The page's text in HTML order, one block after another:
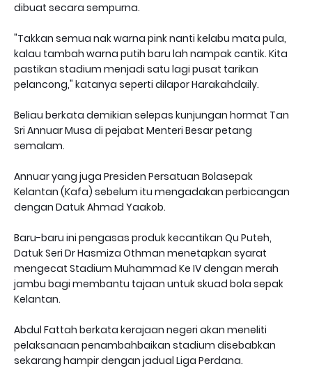
dibuat secara sempurna.
"Takkan semua nak warna pink nanti kelabu mata pula,
kalau tambah warna putih baru lah nampak cantik. Kita
pastikan stadium menjadi satu lagi pusat tarikan
pelancong," katanya seperti dilapor Harakahdaily.
Beliau berkata demikian selepas kunjungan hormat Tan
Sri Annuar Musa di pejabat Menteri Besar petang
semalam.
Annuar yang juga Presiden Persatuan Bolasepak
Kelantan (Kafa) sebelum itu mengadakan perbicangan
dengan Datuk Ahmad Yaakob.
Baru-baru ini pengasas produk kecantikan Qu Puteh,
Datuk Seri Dr Hasmiza Othman menetapkan syarat
mengecat Stadium Muhammad Ke IV dengan merah
jambu bagi membantu tajaan untuk skuad bola sepak
Kelantan.
Abdul Fattah berkata kerajaan negeri akan meneliti
pelaksanaan penambahbaikan stadium disebabkan
sekarang hampir dengan jadual Liga Perdana.